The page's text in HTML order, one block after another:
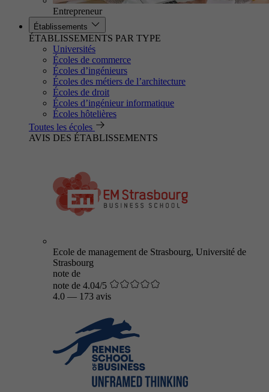
Entrepreneur
Établissements
ÉTABLISSEMENTS PAR TYPE
Universités
Écoles de commerce
Écoles d’ingénieurs
Écoles des métiers de l’architecture
Écoles de droit
Écoles d’ingénieur informatique
Écoles hôtelières
Toutes les écoles
AVIS DES ÉTABLISSEMENTS
Ecole de management de Strasbourg, Université de
Strasbourg
note de
note de 4.04/5
4.0 — 173 avis